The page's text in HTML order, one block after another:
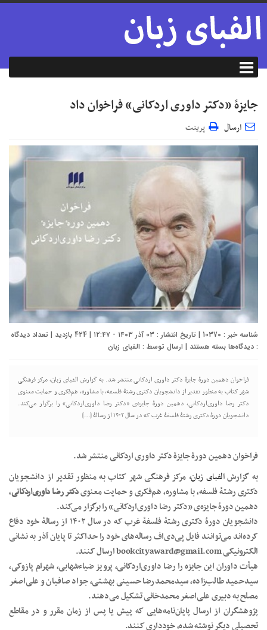
جایزۀ «دکتر داوری‌ اردکانی» فراخوان داد
ارسال پرینت
شناسه خبر : 10370 | تاریخ انتشار : ۰۳ آذر ۱۴۰۳ - ۱۲:۴۷ | 424 بازدید | تعداد دیدگاه
: دیدگاه‌ها برای
داوری‌
اردکانی»
فراخوان
داد
بسته هستند | ارسال توسط : الفبای زبان
فراخوان دهمین دورۀ جایزۀ دکتر داوری‌ اردکانی منتشر شد. به گزارش الفبای زبان، مرکز فرهنگی
شهر کتاب به منظور تقدیر از دانشجویان دکتری رشتۀ فلسفه، با مشاوره، هم‌فکری و حمایت معنوی
دکتر رضا داوری‌اردکانی، دهمین دورۀ جایزه‌ی «دکتر رضا داوری‌اردکانی» را برگزار می‌کند.
دانشجویان دورۀ دکتری رشتۀ فلسفۀ غرب که در سال ۱۴۰۲ از رسالۀ […]
فراخوان دهمین دورۀ جایزۀ دکتر داوری‌ اردکانی منتشر شد.
به گزارشالفبای زبان، مرکز فرهنگی شهر کتاب به منظور تقدیر از دانشجویان
دکتری رشتۀ فلسفه، با مشاوره، هم‌فکری و حمایت معنویدکتر رضا داوری‌اردکانی،
دهمین دورۀ جایزه‌ی «دکتر رضا داوری‌اردکانی» را برگزار می‌کند.
دانشجویان دورۀ دکتری رشتۀ فلسفۀ غرب که در سال ۱۴۰۲ از رسالۀ خود دفاع
کرده‌اند می‌توانند فایل پی‌دی‌اف رساله‌های خود را حداکثر تا پایان آذر به نشانی
الکترونیکی bookcityaward@gmail.com ارسال کنند.
هیأت داوران این جایزه را رضا داوری‌اردکانی، پرویز ضیاء‌شهابی، شهرام پازوکی،
سیدحمید طالب‌زاده، سیدمحمدرضا حسینی بهشتی، جواد صافیان و علی‌اصغر
مصلح به دبیری علی‌اصغر محمدخانی تشکیل می‌دهند.
پژوهشگران از ارسال پایان‌نامه‌هایی که پیش یا پس از زمان مقرر و در مقاطع
تحصیلی دیگر نوشته شده، خودداری کنند.